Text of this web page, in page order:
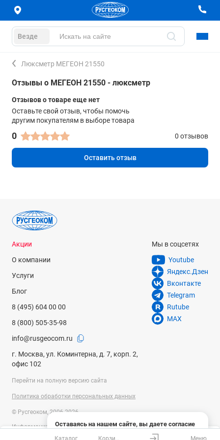
Везде
Люксметр МЕГЕОН 21550
Отзывы о МЕГЕОН 21550 - люксметр
Отзывов о товаре еще нет
Оставьте свой отзыв, чтобы помочь
другим покупателям в выборе товара
0 0 отзывов
Оставить отзыв
Оставаясь на нашем сайте, вы даете согласие
на использование файлов cookies и сбор данных
Акции
О компании
Услуги
Блог
8 (495) 604 00 00
8 (800) 505-35-98
info@rusgeocom.ru
г. Москва, ул. Коминтерна, д. 7, корп. 2,
офис 102
Мы в соцсетях
Youtube
Яндекс.Дзен
Вконтакте
Telegram
Rutube
MAX
Перейти на полную версию сайта
Политика обработки персональных данных
© Русгеоком, 2006-2026
Информация на сайте носит справочный характер и не является
публичной офертой, определяемой положениями Статьи 437
Каталог Меню